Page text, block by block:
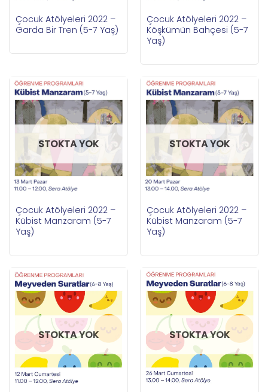
Çocuk Atölyeleri 2022 –
Garda Bir Tren (5-7 Yaş)
Çocuk Atölyeleri 2022 –
Köşkümün Bahçesi (5-7
Yaş)
STOKTA YOK
Çocuk Atölyeleri 2022 –
Kübist Manzaram (5-7
Yaş)
STOKTA YOK
Çocuk Atölyeleri 2022 –
Kübist Manzaram (5-7
Yaş)
STOKTA YOK STOKTA YOK